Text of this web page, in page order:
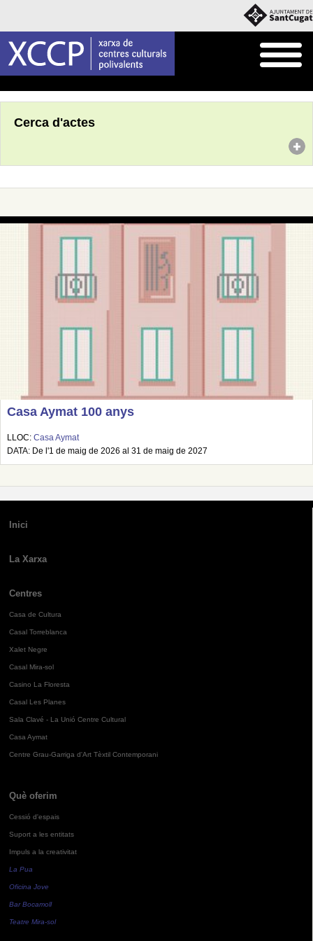
Cerca d'actes
Casa Aymat 100 anys
LLOC: Casa Aymat
DATA: De l'1 de maig de 2026 al 31 de maig de 2027
Inici
La Xarxa
Centres
Casa de Cultura
Casal Torreblanca
Xalet Negre
Casal Mira-sol
Casino La Floresta
Casal Les Planes
Sala Clavé - La Unió Centre Cultural
Casa Aymat
Centre Grau-Garriga d'Art Tèxtil Contemporani
Què oferim
Cessió d'espais
Suport a les entitats
Impuls a la creativitat
La Pua
Oficina Jove
Bar Bocamoll
Teatre Mira-sol